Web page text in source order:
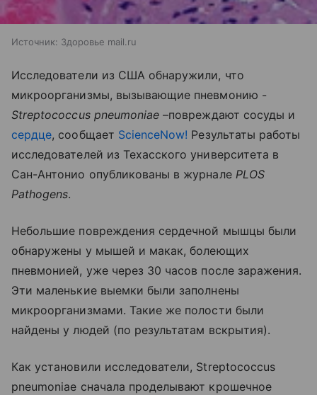
Источник: Здоровье mail.ru
Исследователи из США обнаружили, что
микроорганизмы, вызывающие пневмонию -
Streptococcus pneumoniae –повреждают сосуды и
сердце, сообщает ScienceNow! Результаты работы
исследователей из Техасского университета в
Сан-Антонио опубликованы в журнале PLOS
Pathogens.
Небольшие повреждения сердечной мышцы были
обнаружены у мышей и макак, болеющих
пневмонией, уже через 30 часов после заражения.
Эти маленькие выемки были заполнены
микроорганизмами. Такие же полости были
найдены у людей (по результатам вскрытия).
Как установили исследователи, Streptococcus
pneumoniae сначала проделывают крошечное